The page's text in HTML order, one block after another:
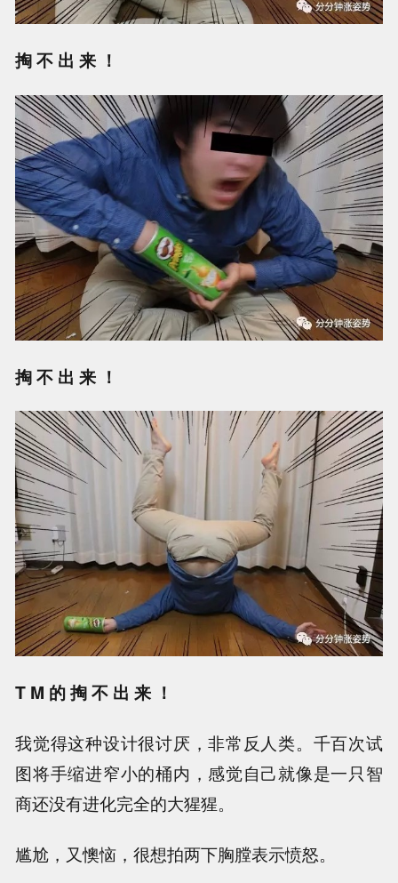
掏 不 出 来 ！
掏 不 出 来 ！
T M 的 掏 不 出 来 ！
我觉得这种设计很讨厌，非常反人类。千百次试
图将手缩进窄小的桶内，感觉自己就像是一只智
商还没有进化完全的大猩猩。
尴尬，又懊恼，很想拍两下胸膛表示愤怒。